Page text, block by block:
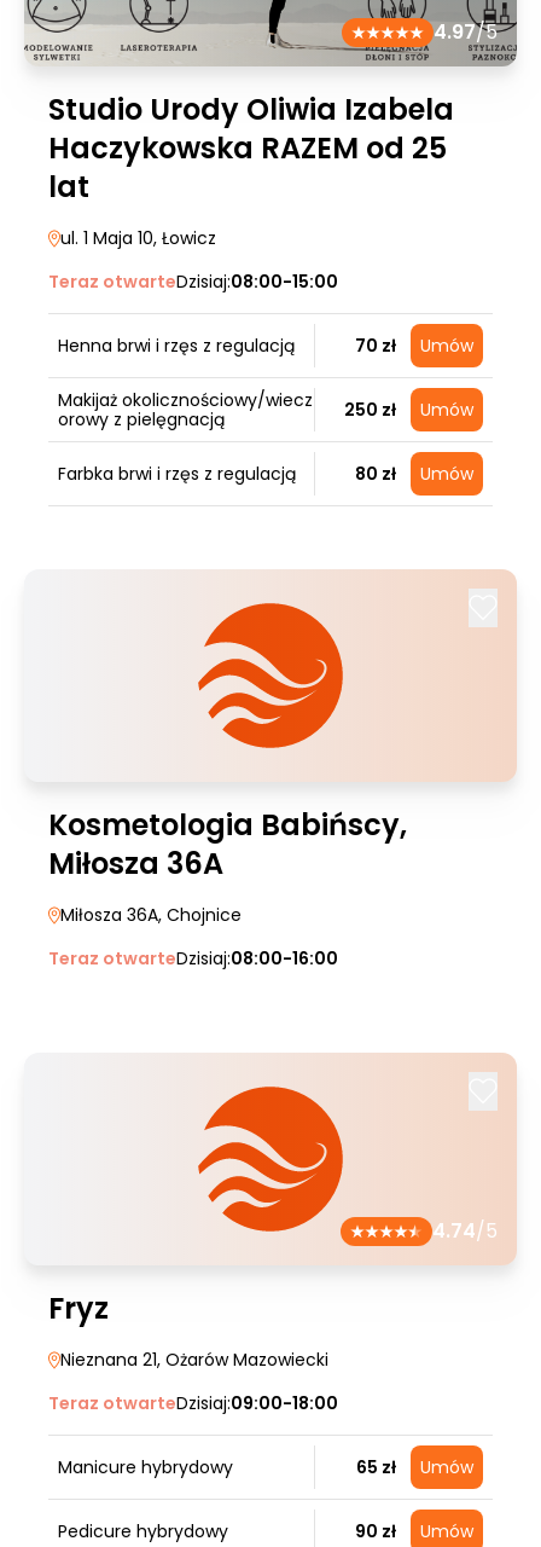
4.97/5
Studio Urody Oliwia Izabela
Haczykowska RAZEM od 25
lat
ul. 1 Maja 10, Łowicz
Teraz otwarteDzisiaj:08:00-15:00
Henna brwi i rzęs z regulacją 70 zł Umów
Makijaż okolicznościowy/wiecz
orowy z pielęgnacją
250 zł Umów
Farbka brwi i rzęs z regulacją 80 zł Umów
Kosmetologia Babińscy,
Miłosza 36A
Miłosza 36A, Chojnice
Teraz otwarteDzisiaj:08:00-16:00
4.74/5
Fryz
Nieznana 21, Ożarów Mazowiecki
Teraz otwarteDzisiaj:09:00-18:00
Manicure hybrydowy 65 zł Umów
Pedicure hybrydowy 90 zł Umów